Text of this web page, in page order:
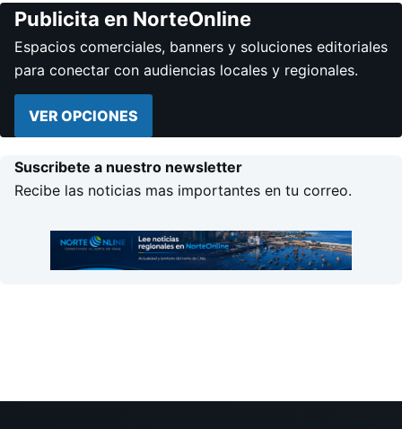
Publicita en NorteOnline
Espacios comerciales, banners y soluciones editoriales
para conectar con audiencias locales y regionales.
VER OPCIONES
Suscribete a nuestro newsletter
Recibe las noticias mas importantes en tu correo.